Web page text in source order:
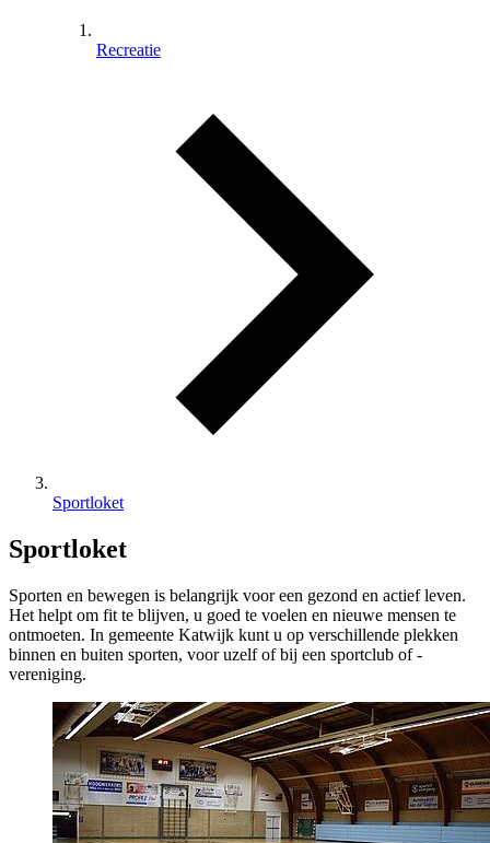
Recreatie
Sportloket
Sportloket
Sporten en bewegen is belangrijk voor een gezond en actief leven.
Het helpt om fit te blijven, u goed te voelen en nieuwe mensen te
ontmoeten. In gemeente Katwijk kunt u op verschillende plekken
binnen en buiten sporten, voor uzelf of bij een sportclub of -
vereniging.